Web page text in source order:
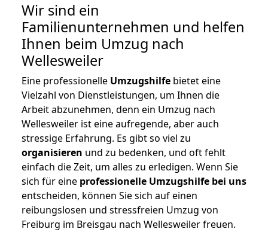
Wir sind ein
Familienunternehmen und helfen
Ihnen beim Umzug nach
Wellesweiler
Eine professionelle Umzugshilfe bietet eine
Vielzahl von Dienstleistungen, um Ihnen die
Arbeit abzunehmen, denn ein Umzug nach
Wellesweiler ist eine aufregende, aber auch
stressige Erfahrung. Es gibt so viel zu
organisieren und zu bedenken, und oft fehlt
einfach die Zeit, um alles zu erledigen. Wenn Sie
sich für eine professionelle Umzugshilfe bei uns
entscheiden, können Sie sich auf einen
reibungslosen und stressfreien Umzug von
Freiburg im Breisgau nach Wellesweiler freuen.